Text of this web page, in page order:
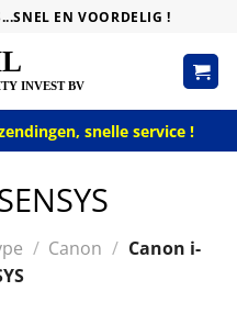
EN VOORDELIG !
snelle service !
/ Canon / Canon i-